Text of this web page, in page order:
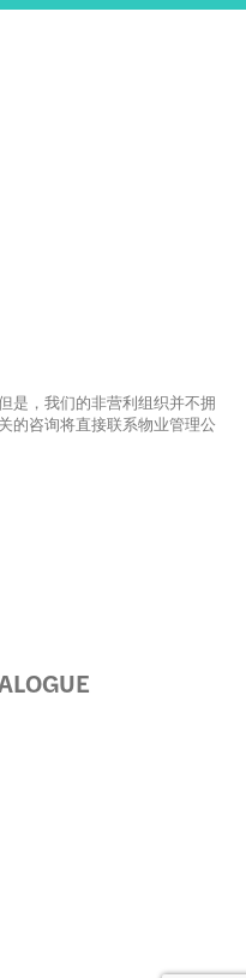
是，我们的非营利组织并不拥
的咨询将直接联系物业管理公